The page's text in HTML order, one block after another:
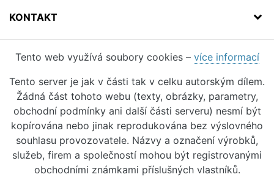
KONTAKT
Tento web využívá soubory cookies – více informací
Tento server je jak v části tak v celku autorským dílem.
Žádná část tohoto webu (texty, obrázky, parametry,
obchodní podmínky ani další části serveru) nesmí být
kopírována nebo jinak reprodukována bez výslovného
souhlasu provozovatele. Názvy a označení výrobků,
služeb, firem a společností mohou být registrovanými
obchodními známkami příslušných vlastníků.